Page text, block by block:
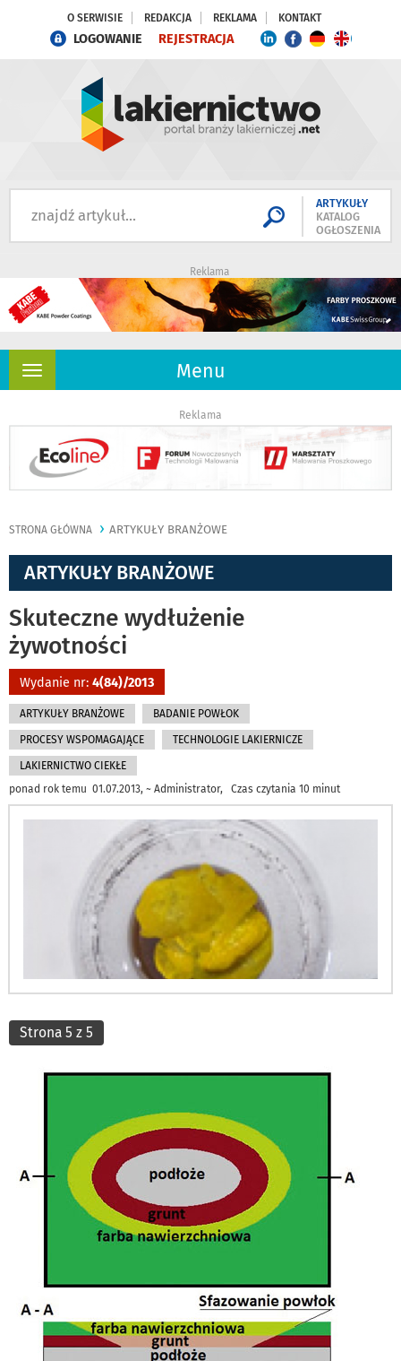
O SERWISIE REDAKCJA REKLAMA KONTAKT
LOGOWANIE REJESTRACJA
ARTYKUŁY
KATALOG
OGŁOSZENIA
Reklama
Menu
Rozwiń
Reklama
STRONA GŁÓWNA ARTYKUŁY BRANŻOWE
ARTYKUŁY BRANŻOWE
Skuteczne wydłużenie
żywotności
Wydanie nr: 4(84)/2013
ARTYKUŁY BRANŻOWE BADANIE POWŁOK
PROCESY WSPOMAGAJĄCE TECHNOLOGIE LAKIERNICZE
LAKIERNICTWO CIEKŁE
ponad rok temu 01.07.2013, ~ Administrator, Czas czytania 10 minut
Strona 5 z 5